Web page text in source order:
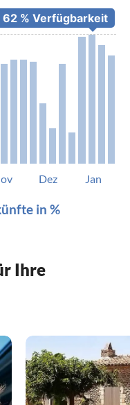
Dez Jan
in %
Ihre